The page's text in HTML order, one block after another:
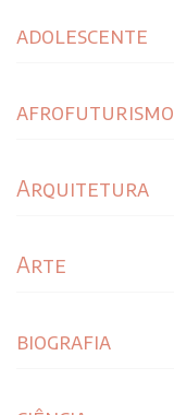
adolescente
afrofuturismo
Arquitetura
Arte
biografia